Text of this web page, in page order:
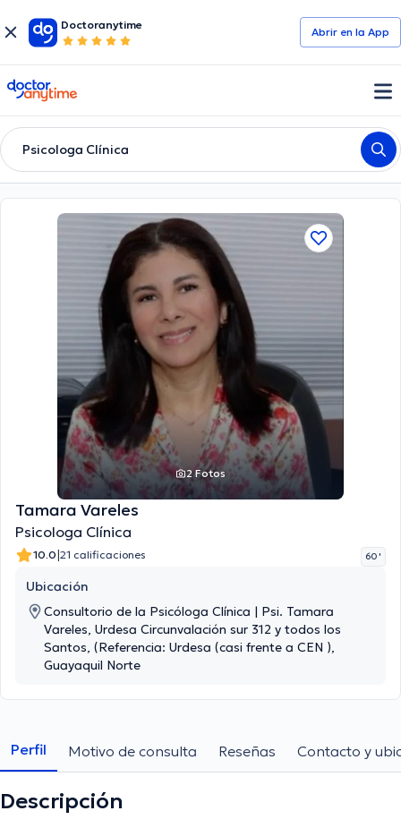
Doctoranytime
Abrir en la App
doctoranytime
Psicologa Clínica
2 Fotos
Tamara Vareles
Psicologa Clínica
10.0|21 calificaciones 60 '
Ubicación
Consultorio de la Psicóloga Clínica | Psi. Tamara
Vareles, Urdesa Circunvalación sur 312 y todos los
Santos, (Referencia: Urdesa (casi frente a CEN ),
Guayaquil Norte
Perfil Motivo de consulta Reseñas Contacto y
Descripción